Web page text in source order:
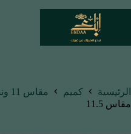
الرئيسية كميم مقاس 11 ونصف
مقاس 11.5